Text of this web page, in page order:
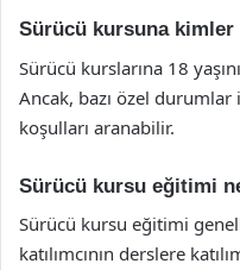
Sürücü kursuna kimler
Sürücü kurslarına 18
Ancak, bazı özel durumlar
koşulları aranabilir.
Sürücü kursu eğitimi
Sürücü kursu eğitimi
katılımcının derslere